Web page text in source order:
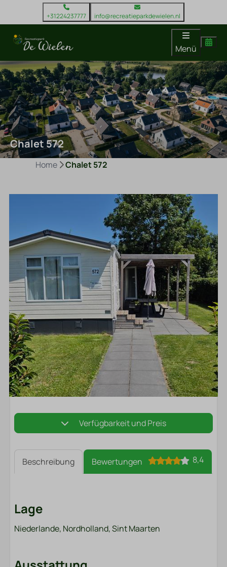
+31224237777 info@recreatieparkdewielen.nl
Menü
Chalet 572
Home Chalet 572
Verfügbarkeit und Preis
Beschreibung Bewertungen 8,4
Lage
Niederlande, Nordholland, Sint Maarten